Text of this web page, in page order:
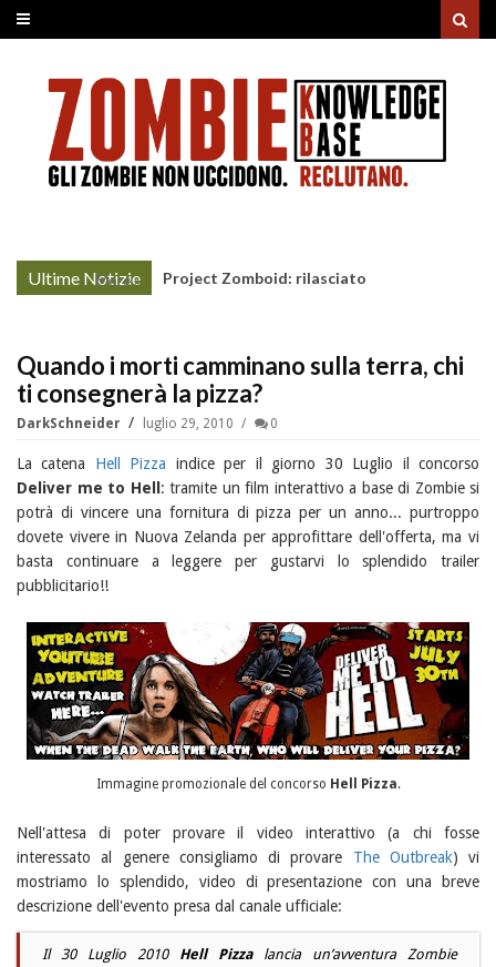
Ultime Notizie
More »
Project Zomboid: rilasciato
Quando i morti camminano sulla terra, chi
ti consegnerà la pizza?
DarkSchneider luglio 29, 2010 0
La catena Hell Pizza indice per il giorno 30 Luglio il concorso
Deliver me to Hell : tramite un film interattivo a base di Zombie si
potrà di vincere una fornitura di pizza per un anno... purtroppo
dovete vivere in Nuova Zelanda per approfittare dell'offerta, ma vi
basta continuare a leggere per gustarvi lo splendido trailer
pubblicitario!!
Immagine promozionale del concorso Hell Pizza.
Nell'attesa di poter provare il video interattivo (a chi fosse
interessato al genere consigliamo di provare The Outbreak) vi
mostriamo lo splendido, video di presentazione con una breve
descrizione dell'evento presa dal canale ufficiale:
Il 30 Luglio 2010 Hell Pizzalancia un’avventura Zombie